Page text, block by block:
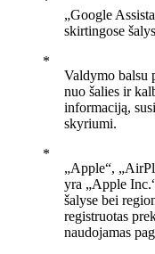
„Google
skirtingose
Valdymo balsu
nuo šalies ir
informaciją,
skyriumi.
„Apple“,
yra „Apple
šalyse bei
registruotas
naudojamas